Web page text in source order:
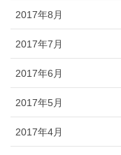
2017年8月
2017年7月
2017年6月
2017年5月
2017年4月